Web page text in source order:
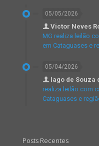
05/05/2026
Victor Neves
MG realiza leilão
em Cataguases e
05/04/2026
Iago de Souza
realiza leilão com
Cataguases e
Posts Recentes